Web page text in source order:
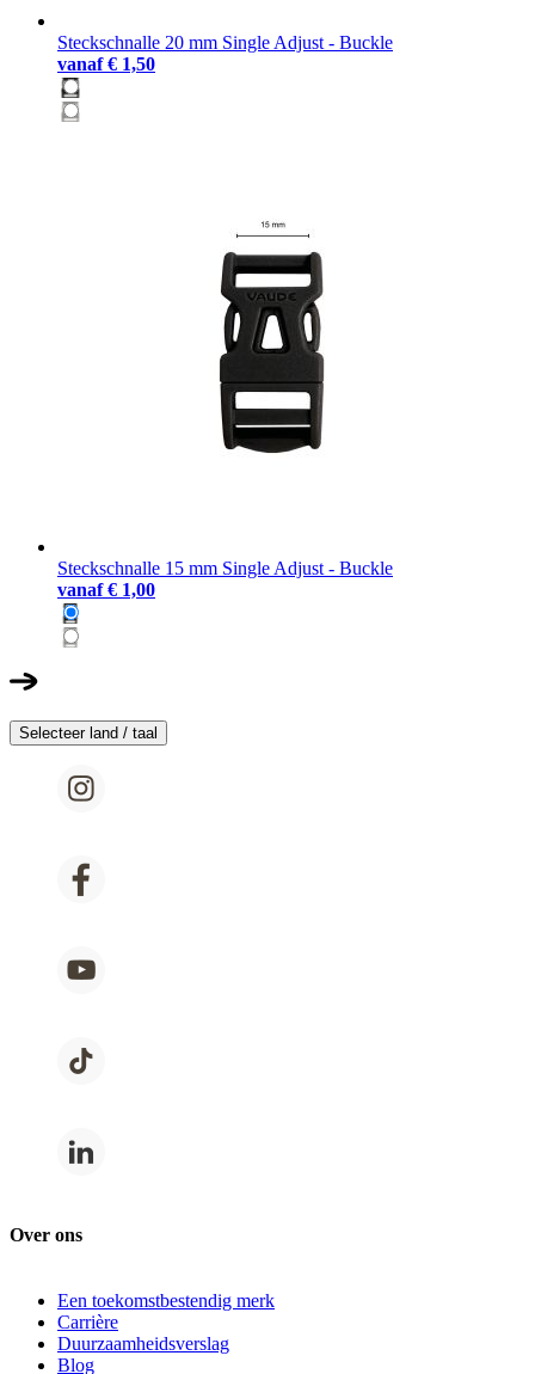
Steckschnalle 20 mm Single Adjust - Buckle
vanaf € 1,50
Steckschnalle 15 mm Single Adjust - Buckle
vanaf € 1,00
Selecteer land / taal
Over ons
Een toekomstbestendig merk
Carrière
Duurzaamheidsverslag
Blog